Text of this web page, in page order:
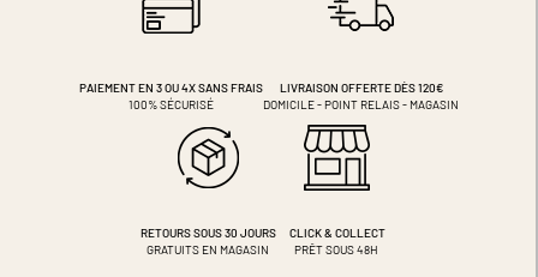
PAIEMENT EN 3 OU 4XSANS FRAIS
100% SÉCURISÉ
LIVRAISON OFFERTE DÈS 120€
DOMICILE - POINT RELAIS - MAGASIN
RETOURS SOUS 30 JOURS
GRATUITS EN MAGASIN
CLICK & COLLECT
PRÊT SOUS 48H